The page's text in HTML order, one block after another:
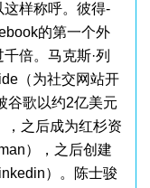
样称呼。彼得-
的第一个外
倍。马克斯·列
（为社交网站开
谷歌以约2亿美元
，之后成为红杉资
），之后创建
）。陈士骏